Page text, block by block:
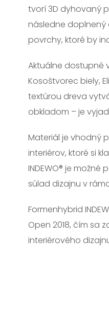
tvorí 3D dyhovaný
následne doplnený
povrchy, ktoré by
Aktuálne dostupné
Kosoštvorec biely,
textúrou dreva
obkladom – je
Materiál je vhodný
interiérov, ktoré si
INDEWO® je
súlad dizajnu v
Formenhybrid
Open 2018, čím sa
interiérového